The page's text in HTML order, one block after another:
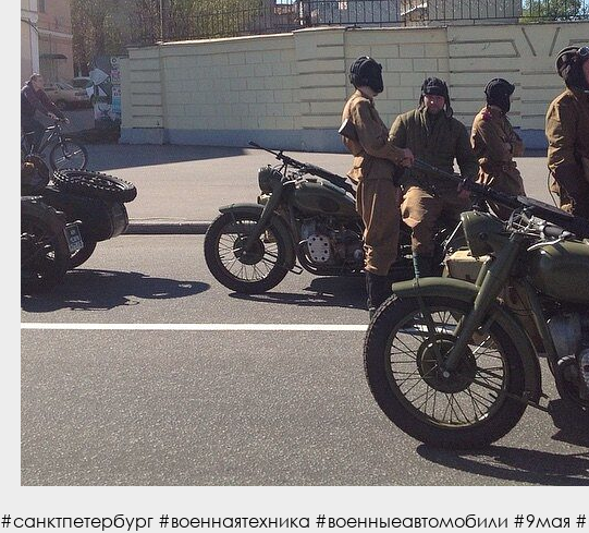
#санктпетербург #военнаятехника #военныеавтомобили #9мая